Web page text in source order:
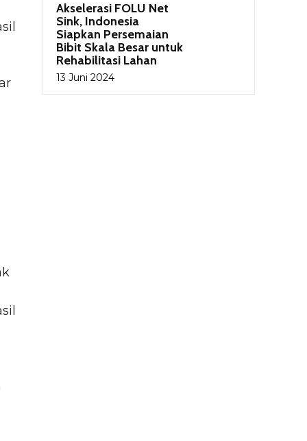
Akselerasi FOLU Net
Sink, Indonesia
Siapkan Persemaian
Bibit Skala Besar untuk
Rehabilitasi Lahan
13 Juni 2024